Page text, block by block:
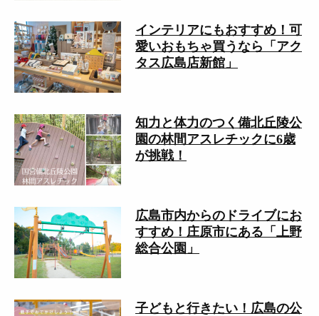
インテリアにもおすすめ！可
愛いおもちゃ買うなら「アク
タス広島店新館」
知力と体力のつく備北丘陵公
園の林間アスレチックに6歳
が挑戦！
広島市内からのドライブにお
すすめ！庄原市にある「上野
総合公園」
子どもと行きたい！広島の公